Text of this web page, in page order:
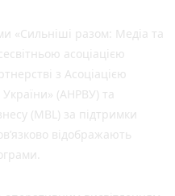
«Сильніші разом: Медіа та
асоціацією
з Асоціацією
України» (АНРВУ) та
(MBL) за підтримки
відображають